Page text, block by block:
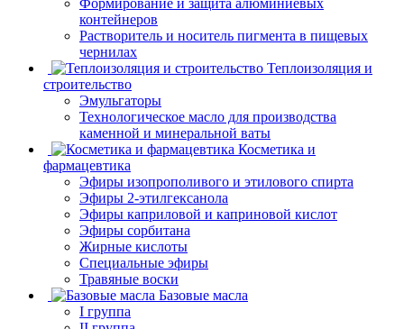
контейнеров
Растворитель и носитель пигмента в пищевых
чернилах
Теплоизоляция и
строительство
Эмульгаторы
Технологическое масло для производства
каменной и минеральной ваты
Косметика и
фармацевтика
Эфиры изопрополивого и этилового спирта
Эфиры 2-этилгексанола
Эфиры каприловой и каприновой кислот
Эфиры сорбитана
Жирные кислоты
Специальные эфиры
Травяные воски
Базовые масла
I группа